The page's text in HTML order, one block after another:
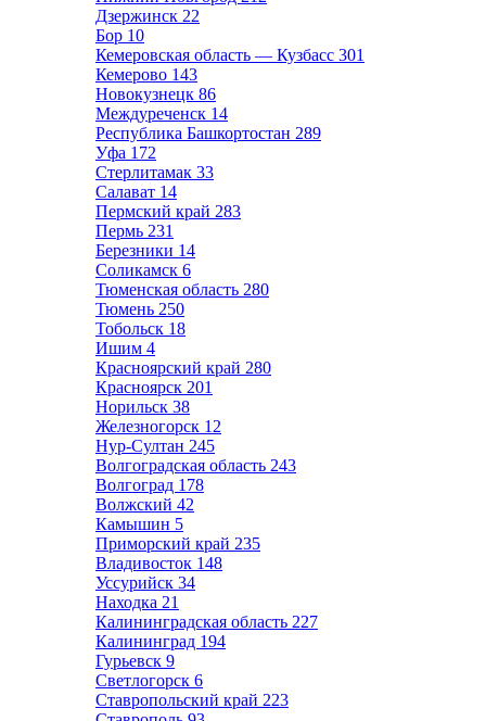
Дзержинск 22
Бор 10
Кемеровская область — Кузбасс 301
Кемерово 143
Новокузнецк 86
Междуреченск 14
Республика Башкортостан 289
Уфа 172
Стерлитамак 33
Салават 14
Пермский край 283
Пермь 231
Березники 14
Соликамск 6
Тюменская область 280
Тюмень 250
Тобольск 18
Ишим 4
Красноярский край 280
Красноярск 201
Норильск 38
Железногорск 12
Нур-Султан 245
Волгоградская область 243
Волгоград 178
Волжский 42
Камышин 5
Приморский край 235
Владивосток 148
Уссурийск 34
Находка 21
Калининградская область 227
Калининград 194
Гурьевск 9
Светлогорск 6
Ставропольский край 223